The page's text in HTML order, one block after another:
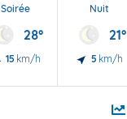
Soirée
28°
15 km/h
Nuit
21°
5 km/h